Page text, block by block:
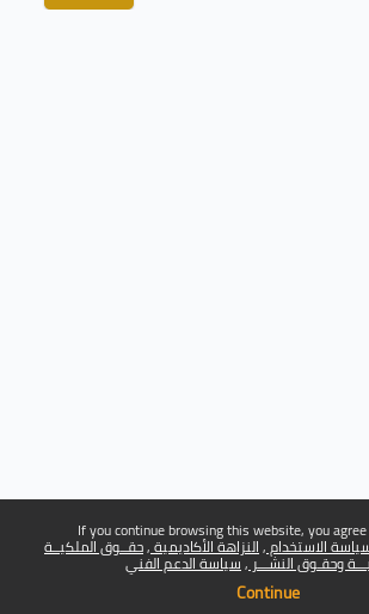
If you continue browsing this website, you
الاستخدام النزاهة الأكاديمية حقــوق الملكيــة
وحقـوق النشـــر سياسة الدعم الفني
Continue